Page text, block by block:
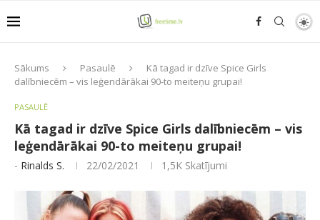
Sākums Pasaulē
Kā tagad ir dzīve Spice Girls
dalībniecēm – vis leģendārākai 90-to meiteņu grupai!
PASAULĒ
Kā tagad ir dzīve Spice Girls dalībniecēm – vis
leģendārākai 90-to meiteņu grupai!
- Rinalds S. 22/02/2021 1,5K Skatījumi